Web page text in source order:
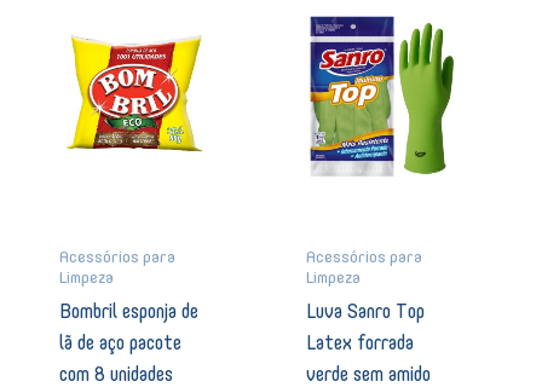
Acessórios para
Limpeza
Bombril esponja de
lã de aço pacote
com 8 unidades
de
aço
pacote
com
Acessórios para
Limpeza
Luva Sanro Top
Latex forrada
verde sem amido
Top
Latex
forrada
verde
sem
amido
media